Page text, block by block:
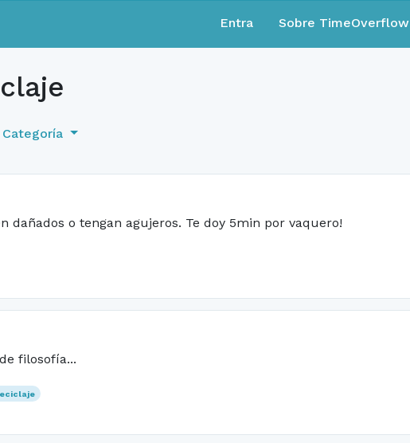
Entra Sobre TimeOverflow
Categoría
dañados o tengan agujeros. Te doy 5min por vaquero!
filosofía...